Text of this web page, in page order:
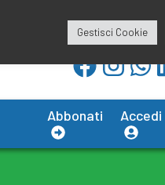
Abbonati Accedi
Gestisci Cookie